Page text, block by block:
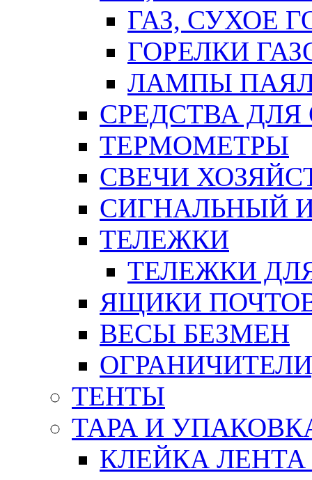
ГАЗ, СУХОЕ
ГОРЕЛКИ
ЛАМПЫ
СРЕДСТВА
ТЕРМОМЕТРЫ
СВЕЧИ
СИГНАЛЬНЫЙ
ТЕЛЕЖКИ
ТЕЛЕЖКИ
ЯЩИКИ
ВЕСЫ БЕЗМЕН
ТЕНТЫ
ТАРА И
КЛЕЙКА